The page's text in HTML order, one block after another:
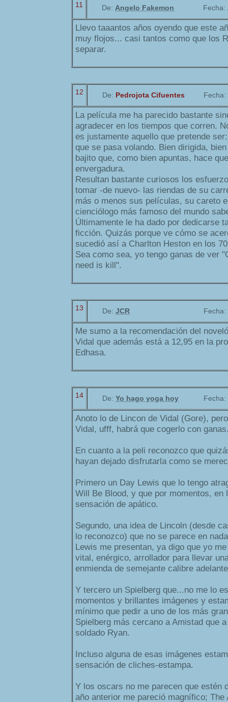
11 De: Angelo Fakemon Fecha:
Llevo taaantos años oyendo que este
muy flojos... casi tantos como que los
separar.
12 De: Pedrojota Cifuentes Fecha:
La película me ha parecido bastante
agradecer en los tiempos que corren.
es justamente aquello que pretende
que se pasa volando. Bien dirigida,
bajito que, como bien apuntas, hace
envergadura.
Resultan bastante curiosos los
tomar -de nuevo- las riendas de su
más o menos sus películas, su careto
cienciólogo más famoso del mundo
Últimamente le ha dado por dedicarse
ficción. Quizás porque ve cómo se
sucedió así a Charlton Heston en los
Sea como sea, yo tengo ganas de ver
need is kill".
13 De: JCR Fecha:
Me sumo a la recomendación del
Vidal que además está a 12,95 en la
Edhasa.
14 De: Yo hago yoga hoy Fecha:
Anoto lo de Lincon de Vidal (Gore),
Vidal, ufff, habrá que cogerlo con
En cuanto a la peli reconozco que
hayan dejado disfrutarla como se
Primero un Day Lewis que lo tengo
Will Be Blood, y que por momentos, en
sensación de apático.
Segundo, una idea de Lincoln (desde
lo reconozco) que no se parece en
Lewis me presentan, ya digo que yo
vital, enérgico, arrollador para llevar
enmienda de semejante calibre
Y tercero un Spielberg que...no me lo
momentos y brillantes imágenes y
mínimo que pedir a uno de los más
Spielberg más cercano a Amistad que
soldado Ryan.
Incluso alguna de esas imágenes
sensación de cliches-estampa.
Y los oscars no me parecen que estén
año anterior me pareció magnífico;